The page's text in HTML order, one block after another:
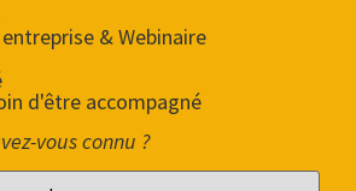
& Webinaire
d'être accompagné
vous connu ?